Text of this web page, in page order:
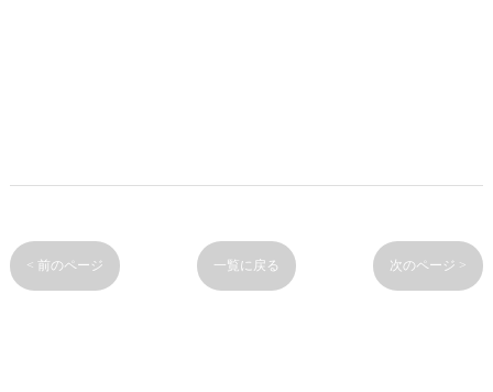
< 前のページ 一覧に戻る 次のページ >